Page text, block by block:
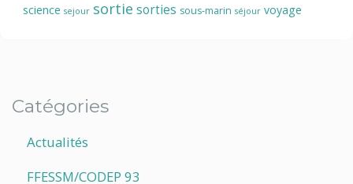
science sejour sortie sorties sous-marin séjour voyage
Catégories
Actualités
FFESSM/CODEP 93